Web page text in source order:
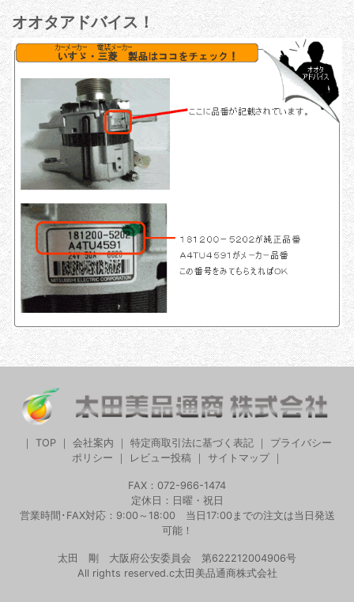
オオタアドバイス！
TOP 会社案内 特定商取引法に基づく表記
プライバシー
ポリシー
レビュー投稿｜ サイトマップ｜
FAX：072-966-1474
定休日：日曜・祝日
営業時間･FAX対応：9:00～18:00 当日17:00までの注文は当日発送
可能！
太田 剛 大阪府公安委員会 第622212004906号
All rights reserved.c太田美品通商株式会社